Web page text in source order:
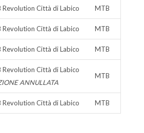
Revolution Città di Labico MTB
Revolution Città di Labico MTB
Revolution Città di Labico MTB
Revolution Città di Labico
ANNULLATA
MTB
Revolution Città di Labico MTB